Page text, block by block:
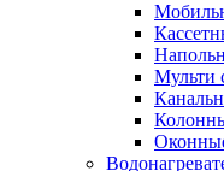
Мульти